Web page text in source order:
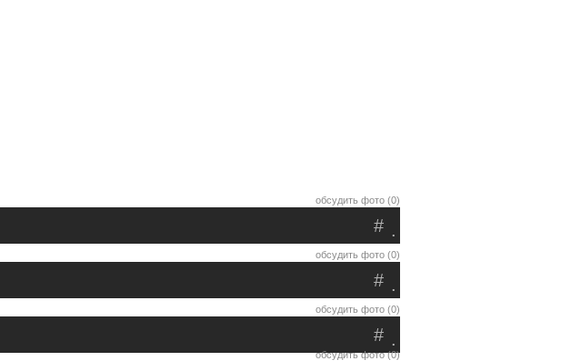
обсудить фото (0)
.
#
обсудить фото (0)
.
#
обсудить фото (0)
.
#
обсудить фото (0)